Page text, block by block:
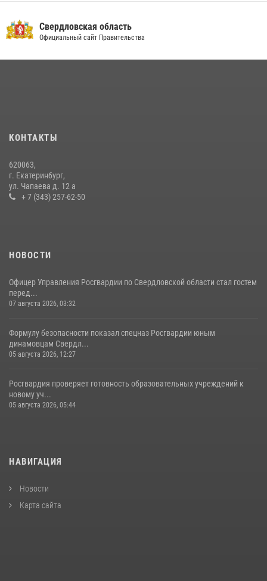
Всероссийского чемпионата Росгвардии по боксу
08 июля 2026, 12:02 5
16 июля 2026, 13:07
турнире по хоккею
14 июля 2026, 11:06
Свердловская область
Официальный сайт Правительства
КОНТАКТЫ
620063,
г. Екатеринбург,
ул. Чапаева д. 12 а
+ 7 (343) 257-62-50
НОВОСТИ
Офицер Управления Росгвардии по Свердловской области стал гостем
перед...
07 августа 2026, 03:32
Формулу безопасности показал спецназ Росгвардии юным
динамовцам Свердл...
05 августа 2026, 12:27
Росгвардия проверяет готовность образовательных учреждений к
новому уч...
05 августа 2026, 05:44
НАВИГАЦИЯ
Новости
Карта сайта